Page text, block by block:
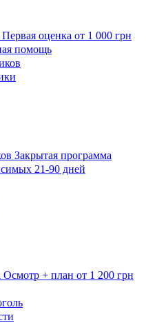
Первая оценка от 1 000 грн
помощь
Закрытая программа
21-90 дней
Осмотр + план от 1 200 грн